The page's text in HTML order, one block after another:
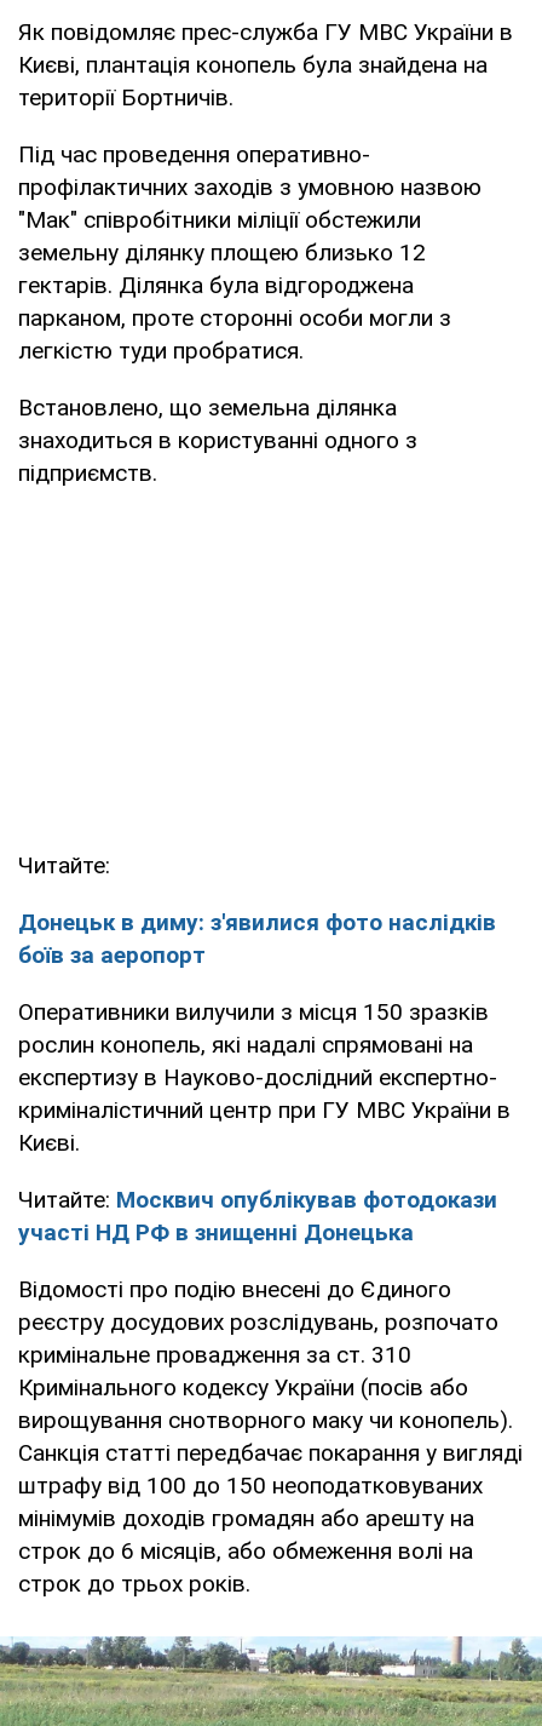
Як повідомляє прес-служба ГУ МВС України в
Києві, плантація конопель була знайдена на
території Бортничів.
Під час проведення оперативно-
профілактичних заходів з умовною назвою
"Мак" співробітники міліції обстежили
земельну ділянку площею близько 12
гектарів. Ділянка була відгороджена
парканом, проте сторонні особи могли з
легкістю туди пробратися.
Встановлено, що земельна ділянка
знаходиться в користуванні одного з
підприємств.
Читайте:
Донецьк в диму: з'явилися фото наслідків
боїв за аеропорт
Оперативники вилучили з місця 150 зразків
рослин конопель, які надалі спрямовані на
експертизу в Науково-дослідний експертно-
криміналістичний центр при ГУ МВС України в
Києві.
Читайте: Москвич опублікував фотодокази
участі НД РФ в знищенні Донецька
Відомості про подію внесені до Єдиного
реєстру досудових розслідувань, розпочато
кримінальне провадження за ст. 310
Кримінального кодексу України (посів або
вирощування снотворного маку чи конопель).
Санкція статті передбачає покарання у вигляді
штрафу від 100 до 150 неоподатковуваних
мінімумів доходів громадян або арешту на
строк до 6 місяців, або обмеження волі на
строк до трьох років.